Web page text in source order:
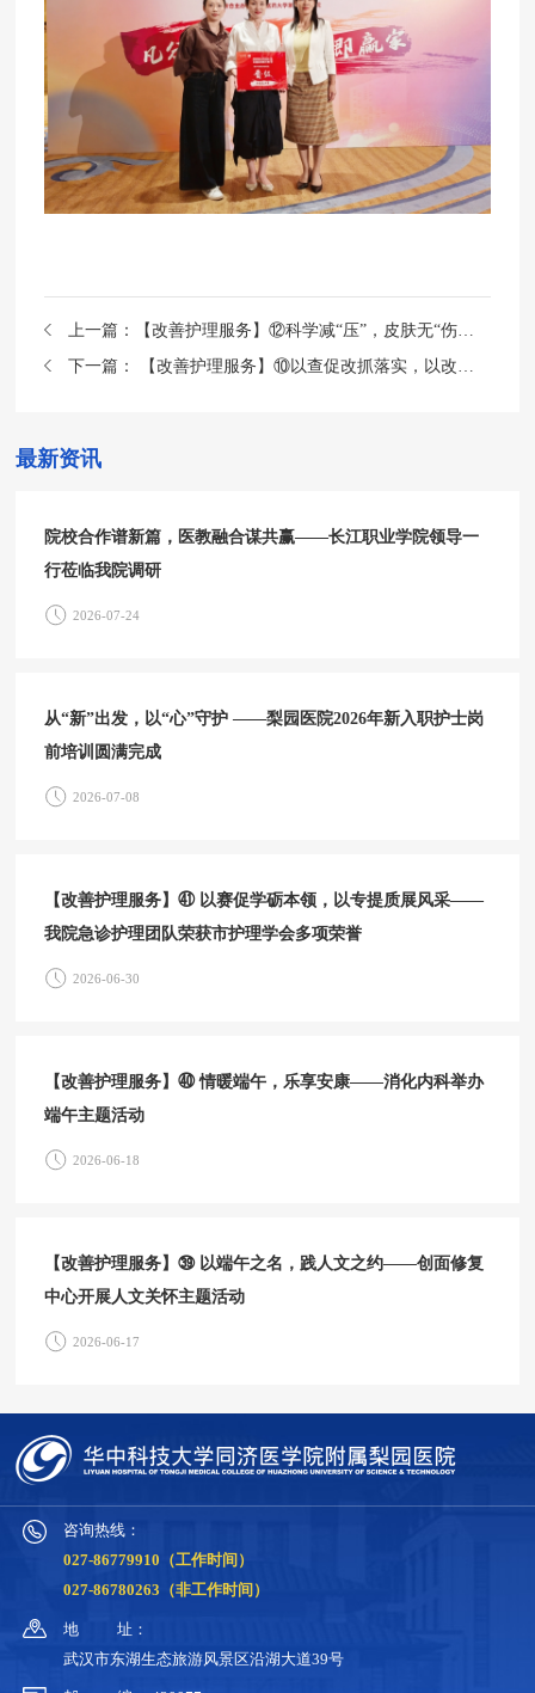
上一篇：
【改善护理服务】⑫科学减“压”，皮肤无“伤”——梨园医院2024年第三季度护理查房
【改善护理服务】⑩以查促改抓落实，以改促优定远航——我院接受湖北省护理质控中心“落实改善护理服务行动计划”专项护理工作评估调研
下一篇：
最新资讯
院校合作谱新篇，医教融合谋共赢——长江职业学院领导一
行莅临我院调研
2026-07-24
从“新”出发，以“心”守护 ——梨园医院2026年新入职护士岗
前培训圆满完成
2026-07-08
【改善护理服务】㊶ 以赛促学砺本领，以专提质展风采——
我院急诊护理团队荣获市护理学会多项荣誉
2026-06-30
【改善护理服务】㊵ 情暖端午，乐享安康——消化内科举办
端午主题活动
2026-06-18
【改善护理服务】㊴ 以端午之名，践人文之约——创面修复
中心开展人文关怀主题活动
2026-06-17
咨询热线：
027-86779910（工作时间）
027-86780263（非工作时间）
地
址：
武汉市东湖生态旅游风景区沿湖大道39号